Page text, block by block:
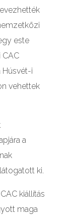
este
Húsvét-i
vehettek
a
ki.
kiállítás
maga